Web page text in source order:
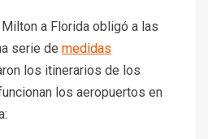
a Florida obligó a las
serie de medidas
los itinerarios de los
los aeropuertos en